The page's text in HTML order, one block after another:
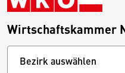
Wirtschaftskammer